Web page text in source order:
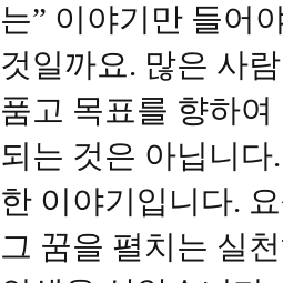
는” 이야기만 들어
것일까요. 많은 사
품고 목표를 향하
되는 것은 아닙니
한 이야기입니다.
그 꿈을 펼치는 실